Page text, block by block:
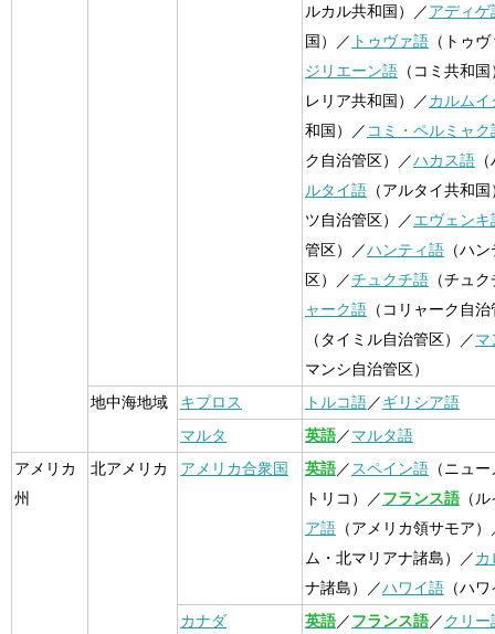
ルカル共和国）／アディゲ
国）／ トゥヴァ語 （トゥ
ジリエーン語 （コミ共和
レリア共和国）／カルムイ
和国）／ コミ・ペルミャク
ク自治管区）／ハカス語
ルタイ語 （アルタイ共和
ツ自治管区）／エヴェンキ
管区）／ハンティ語 （ハ
区）／チュクチ語 （チュ
ャーク語 （コリャーク自
（タイミル自治管区）／マ
マンシ自治管区）
地中海地域
キプロス トルコ語／ギリシア語
マルタ
英語／マルタ語
アメリカ
州
北アメリカ アメリカ合衆国 英語／ スペイン語 （ニュ
トリコ）／フランス語 （
ア語 （アメリカ領サモア）
ム・北マリアナ諸島）／カ
ナ諸島）／ハワイ語 （ハ
カナダ
英語／フランス語／クリー